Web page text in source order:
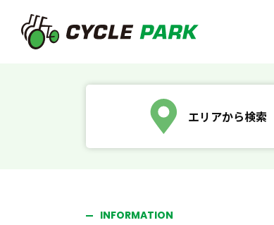
エリアから検索
INFORMATION